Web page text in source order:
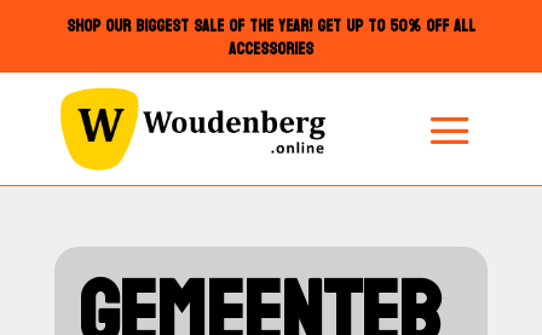
SHOP OUR BIGGEST SALE OF THE YEAR! GET UP TO 50% OFF ALL
ACCESSORIES